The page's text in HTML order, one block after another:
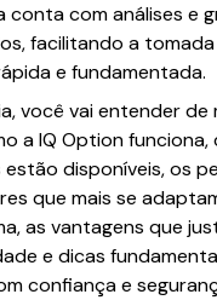
conta com análises e
facilitando a
e fundamentada.
você vai entender de
a IQ Option funciona,
disponíveis, os
que mais se
as vantagens que
e dicas
confiança e